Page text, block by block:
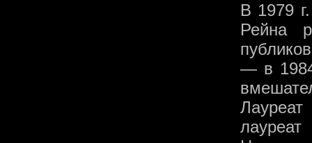
В 1979
Рейна
— в